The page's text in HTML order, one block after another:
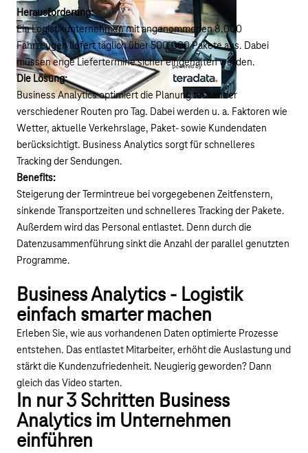
Herausforderung:
Ein Logistikunternehmen mit angenommenen 8.000
Fahrzeugen liefert täglich über 500.000 Pakete aus. Dabei
müssen enge Liefertermine sicher eingehalten werden.
Die Lösung:
Business Analytics optimiert die Planung tausender
verschiedener Routen pro Tag. Dabei werden u. a. Faktoren wie
Wetter, aktuelle Verkehrslage, Paket- sowie Kundendaten
berücksichtigt. Business Analytics sorgt für schnelleres
Tracking der Sendungen.
Benefits:
Steigerung der Termintreue bei vorgegebenen Zeitfenstern,
sinkende Transportzeiten und schnelleres Tracking der Pakete.
Außerdem wird das Personal entlastet. Denn durch die
Datenzusammenführung sinkt die Anzahl der parallel genutzten
Programme.
Business Analytics - Logistik
einfach smarter machen
Erleben Sie, wie aus vorhandenen Daten optimierte Prozesse
entstehen. Das entlastet Mitarbeiter, erhöht die Auslastung und
stärkt die Kundenzufriedenheit. Neugierig geworden? Dann
gleich das Video starten.
In nur 3 Schritten Business
Analytics im Unternehmen
einführen